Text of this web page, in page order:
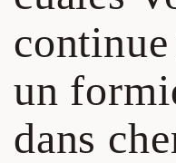
un
dans